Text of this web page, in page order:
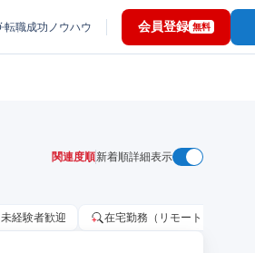
転職成功ノウハウ 会員登録 無料
関連度順新着順詳細表示
未経験者歓迎 在宅勤務（リモートワーク）OK